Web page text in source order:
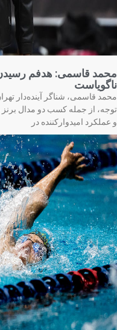
قاسمی، شناگر آینده‌دار
از جمله کسب دو مدال برنز
امیدوارکننده در